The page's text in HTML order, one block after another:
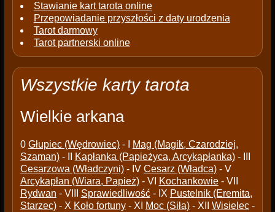
Stawianie kart tarota online
Przepowiadanie przyszłości z daty urodzenia
Tarot darmowy
Tarot partnerski online
Wszystkie karty tarota
Wielkie arkana
0 Głupiec (Wędrowiec)- I
Mag (Magik, Czarodziej,
Szaman)- II Kapłanka (Papieżyca, Arcykapłanka)- III
Cesarzowa (Władczyni)- IV Cesarz (Władca)- V
Arcykapłan (Wiara, Papież)- VI Kochankowie- VII
Rydwan - VIII Sprawiedliwość- IX Pustelnik (Eremita,
Starzec)- X Koło fortuny- XI Moc (Siła)- XII Wisielec-